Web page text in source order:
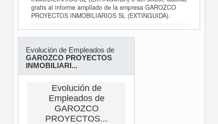
gratis al informe ampliado de la empresa GAROZCO
PROYECTOS INMOBILIARIOS SL (EXTINGUIDA).
Evolución de Empleados de
GAROZCO PROYECTOS
INMOBILIARI...
Evolución de
Empleados de
GAROZCO
PROYECTOS...